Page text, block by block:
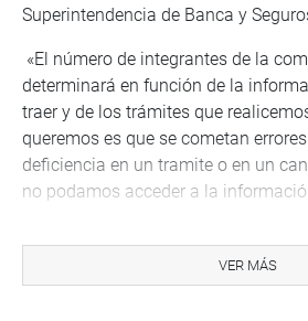
Superintendencia de Banca y
«El número de integrantes de la
determinará en función de la
traer y de los trámites que
queremos es que se cometan
deficiencia en un tramite o en un
no podamos acceder a la
Bartra adelantó a los periodistas
VER MÁS